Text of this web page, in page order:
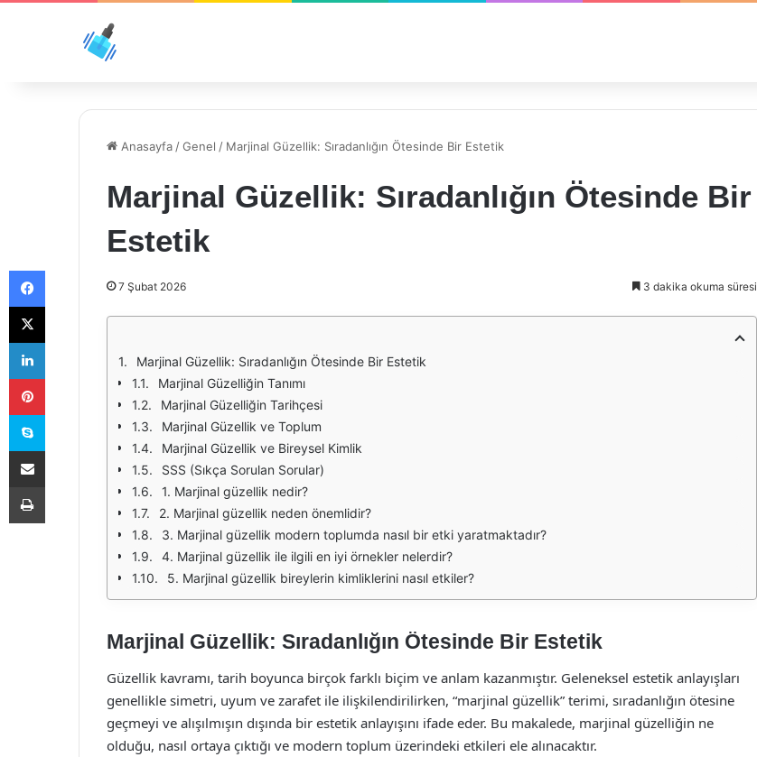
Anasayfa /Genel / Marjinal Güzellik: Sıradanlığın Ötesinde Bir Estetik
Marjinal Güzellik: Sıradanlığın Ötesinde Bir
Estetik
7 Şubat 2026 3 dakika okuma süresi
Marjinal Güzellik: Sıradanlığın Ötesinde Bir Estetik
Marjinal Güzelliğin Tanımı
Marjinal Güzelliğin Tarihçesi
Marjinal Güzellik ve Toplum
Marjinal Güzellik ve Bireysel Kimlik
SSS (Sıkça Sorulan Sorular)
1. Marjinal güzellik nedir?
2. Marjinal güzellik neden önemlidir?
3. Marjinal güzellik modern toplumda nasıl bir etki yaratmaktadır?
4. Marjinal güzellik ile ilgili en iyi örnekler nelerdir?
5. Marjinal güzellik bireylerin kimliklerini nasıl etkiler?
Marjinal Güzellik: Sıradanlığın Ötesinde Bir Estetik
Güzellik kavramı, tarih boyunca birçok farklı biçim ve anlam kazanmıştır. Geleneksel estetik anlayışları
genellikle simetri, uyum ve zarafet ile ilişkilendirilirken, “marjinal güzellik” terimi, sıradanlığın ötesine
geçmeyi ve alışılmışın dışında bir estetik anlayışını ifade eder. Bu makalede, marjinal güzelliğin ne
olduğu, nasıl ortaya çıktığı ve modern toplum üzerindeki etkileri ele alınacaktır.
Facebook
X
LinkedIn
Pinterest
Skype
E-Posta ile paylaş